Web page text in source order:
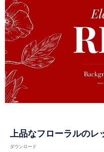
上品なフローラルのレ
ダウンロード